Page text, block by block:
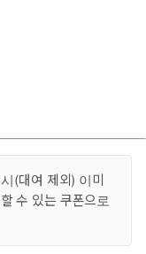
(대여 제외) 이미
수 있는 쿠폰으로